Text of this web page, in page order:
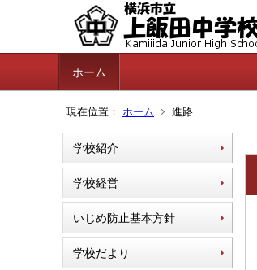
ホーム
現在位置： ホーム 進路
学校紹介
学校経営
いじめ防止基本方針
学校だより